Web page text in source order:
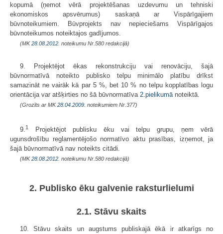
kopumā (ņemot vērā projektēšanas uzdevumu un tehniski
ekonomiskos apsvērumus) saskaņā ar Vispārīgajiem
būvnoteikumiem. Būvprojekts nav nepieciešams Vispārīgajos
būvnoteikumos noteiktajos gadījumos.
(MK28.08.2012. noteikumu Nr.580 redakcijā)
9. Projektējot ēkas rekonstrukciju vai renovāciju, šajā
būvnormatīvā noteikto publisko telpu minimālo platību drīkst
samazināt ne vairāk kā par 5 %, bet 10 % no telpu kopplatības logu
orientācija var atšķirties no šā būvnormatīva 2.pielikumā noteiktā.
(Grozīts ar MK28.04.2009. noteikumiem Nr.377)
9. 1
Projektējot publisku ēku vai telpu grupu, ņem vērā
ugunsdrošību reglamentējošo normatīvo aktu prasības, izņemot, ja
šajā būvnormatīvā nav noteikts citādi.
(MK28.08.2012. noteikumu Nr.580 redakcijā)
2. Publisko ēku galvenie raksturlielumi
2.1. Stāvu skaits
10. Stāvu skaits un augstums publiskajā ēkā ir atkarīgs no